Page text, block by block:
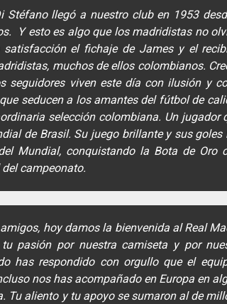
Stéfano llegó a nuestro club en 1953
Y esto es algo que los madridistas no
satisfacción el fichaje de James y el
muchos de ellos colombianos.
seguidores viven este día con ilusión y
seducen a los amantes del fútbol de
selección colombiana. Un jugador
de Brasil. Su juego brillante y sus
Mundial, conquistando la Bota de Oro
campeonato.
hoy damos la bienvenida al Real
pasión por nuestra camiseta y por
has respondido con orgullo que el
nos has acompañado en Europa en
Tu aliento y tu apoyo se sumaron al de